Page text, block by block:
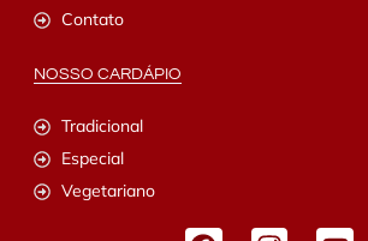
Contato
NOSSO CARDÁPIO
Tradicional
Especial
Vegetariano